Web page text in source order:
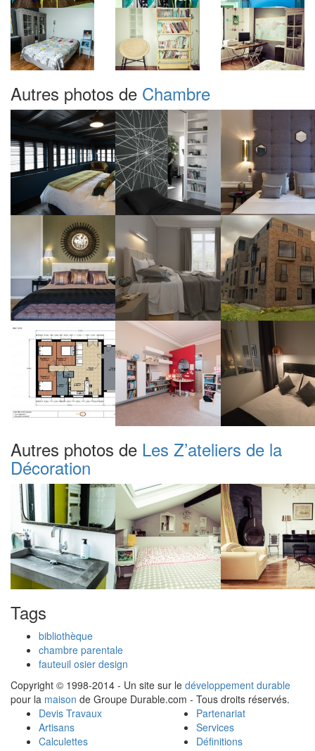
Autres photos de Chambre
Autres photos de Les Z’ateliers de la
Décoration
Tags
bibliothèque
chambre parentale
fauteuil osier design
Copyright © 1998-2014 - Un site sur le développement durable
pour la maison de Groupe Durable.com - Tous droits réservés.
Devis Travaux
Artisans
Calculettes
Partenariat
Services
Définitions